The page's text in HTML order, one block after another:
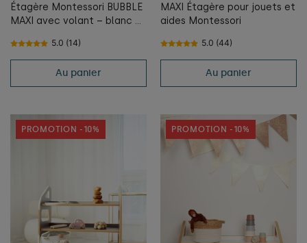
Étagère Montessori BUBBLE
MAXI avec volant – blanc et
5.0 (14)
Au panier
MAXI Étagère pour jouets et
aides Montessori
5.0 (44)
Au panier
PROMOTION -10% PROMOTION -10%